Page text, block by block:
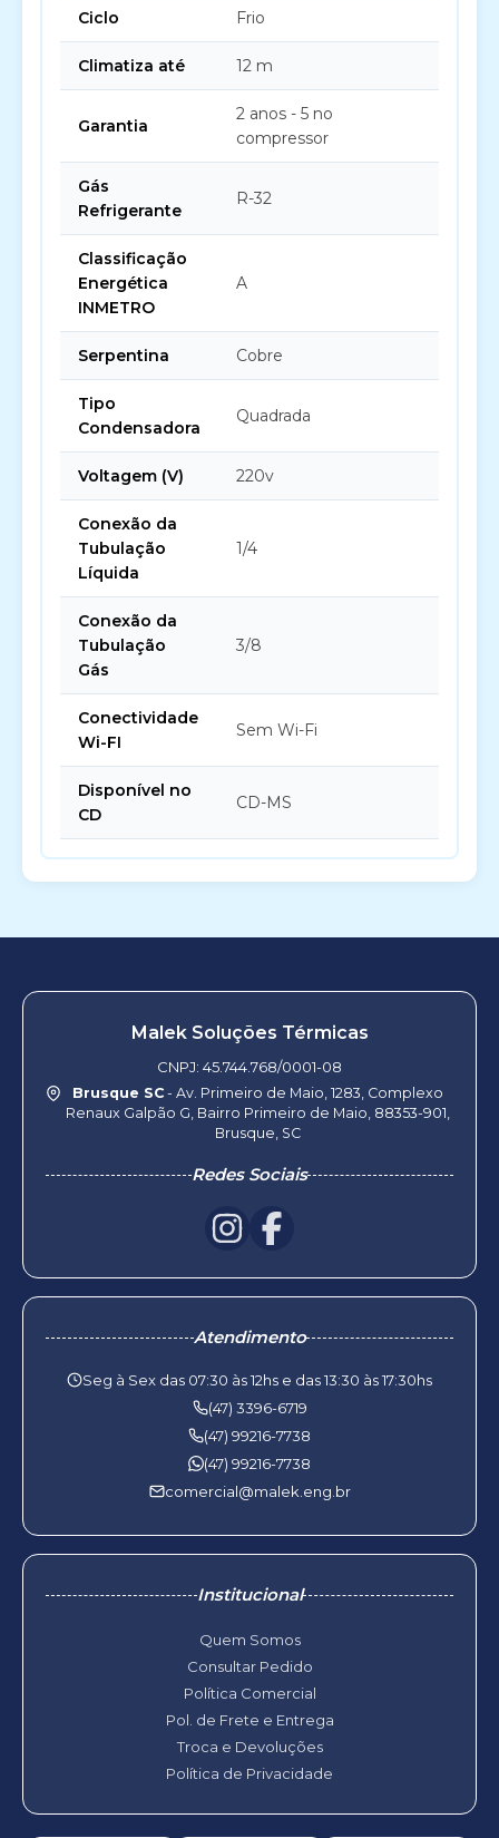
Ciclo Frio
Climatiza até 12 m
Garantia
2 anos - 5 no
compressor
Gás
Refrigerante
R-32
Classificação
Energética
INMETRO
A
Serpentina Cobre
Tipo
Condensadora
Quadrada
Voltagem (V) 220v
Conexão da
Tubulação
Líquida
1/4
Conexão da
Tubulação
Gás
3/8
Conectividade
Wi-FI
Sem Wi-Fi
Disponível no
CD
CD-MS
Malek Soluções Térmicas
CNPJ: 45.744.768/0001-08
Brusque SC- Av. Primeiro de Maio, 1283, Complexo
Renaux Galpão G, Bairro Primeiro de Maio, 88353-901,
Brusque, SC
Redes Sociais
Atendimento
Seg à Sex das 07:30 às 12hs e das 13:30 às 17:30hs
(47) 3396-6719
(47) 99216-7738
(47) 99216-7738
comercial@malek.eng.br
Institucional
Quem Somos
Consultar Pedido
Política Comercial
Pol. de Frete e Entrega
Troca e Devoluções
Política de Privacidade